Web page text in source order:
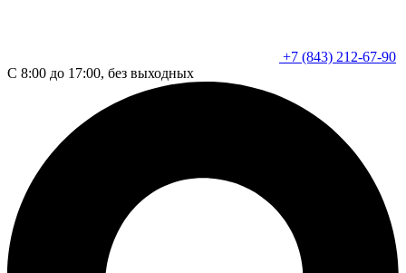
+7 (843) 212-67-90
С 8:00 до 17:00, без выходных